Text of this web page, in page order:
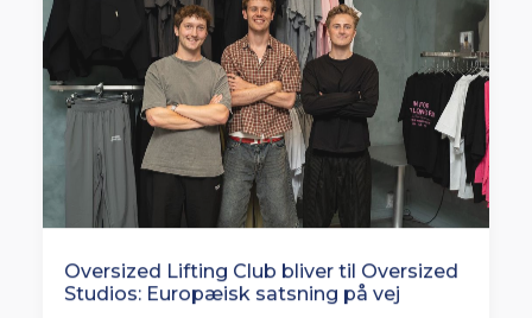
Oversized Lifting Club bliver til Oversized
Studios: Europæisk satsning på vej